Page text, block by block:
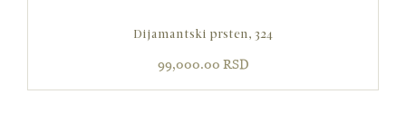
Dijamantski prsten, 324
99,000.00 RSD